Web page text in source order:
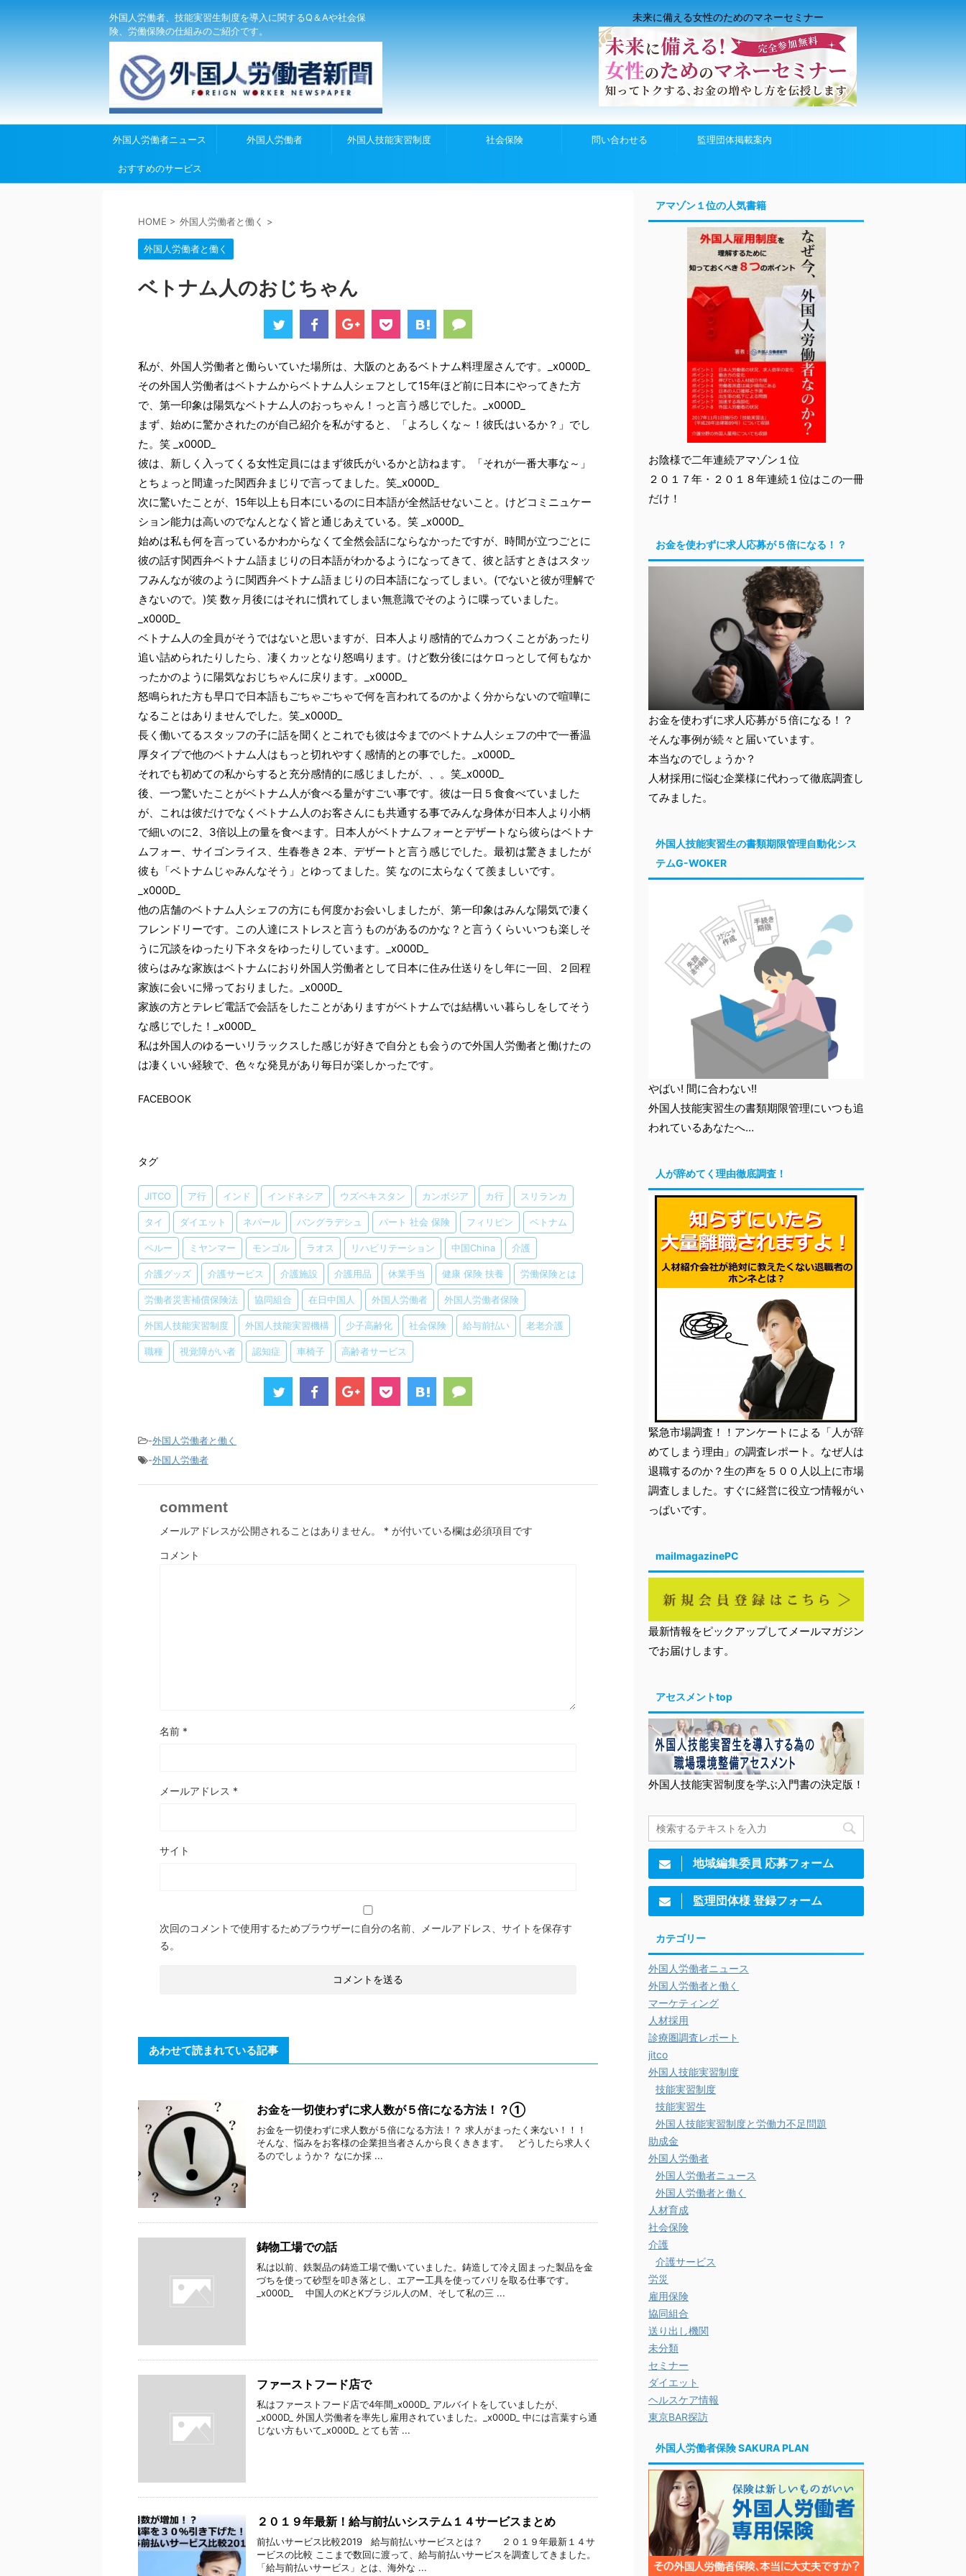
外国人労働者、技能実習生制度を導入に関するQ＆Aや社会保
険、労働保険の仕組みのご紹介です。
未来に備える女性のためのマネーセミナー
外国人労働者ニュース 外国人労働者 外国人技能実習制度 社会保険 問い合わせる 監理団体掲載案内
おすすめのサービス
HOME > 外国人労働者と働く >
外国人労働者と働く
ベトナム人のおじちゃん
私が、外国人労働者と働らいていた場所は、大阪のとあるベトナム料理屋さんです。_x000D_
その外国人労働者はベトナムからベトナム人シェフとして15年ほど前に日本にやってきた方
で、第一印象は陽気なベトナム人のおっちゃん！っと言う感じでした。_x000D_
まず、始めに驚かされたのが自己紹介を私がすると、「よろしくな～！彼氏はいるか？」でし
た。笑 _x000D_
彼は、新しく入ってくる女性定員にはまず彼氏がいるかと訪ねます。「それが一番大事な～」
とちょっと間違った関西弁まじりで言ってました。笑_x000D_
次に驚いたことが、15年以上も日本にいるのに日本語が全然話せないこと。けどコミニュケー
ション能力は高いのでなんとなく皆と通じあえている。笑 _x000D_
始めは私も何を言っているかわからなくて全然会話にならなかったですが、時間が立つごとに
彼の話す関西弁ベトナム語まじりの日本語がわかるようになってきて、彼と話すときはスタッ
フみんなが彼のように関西弁ベトナム語まじりの日本語になってしまい。(でないと彼が理解で
きないので。)笑 数ヶ月後にはそれに慣れてしまい無意識でそのように喋っていました。
_x000D_
ベトナム人の全員がそうではないと思いますが、日本人より感情的でムカつくことがあったり
追い詰められたりしたら、凄くカッとなり怒鳴ります。けど数分後にはケロっとして何もなか
ったかのように陽気なおじちゃんに戻ります。_x000D_
怒鳴られた方も早口で日本語もごちゃごちゃで何を言われてるのかよく分からないので喧嘩に
なることはありませんでした。笑_x000D_
長く働いてるスタッフの子に話を聞くとこれでも彼は今までのベトナム人シェフの中で一番温
厚タイプで他のベトナム人はもっと切れやすく感情的との事でした。_x000D_
それでも初めての私からすると充分感情的に感じましたが、、。笑_x000D_
後、一つ驚いたことがベトナム人が食べる量がすごい事です。彼は一日５食食べていました
が、これは彼だけでなくベトナム人のお客さんにも共通する事でみんな身体が日本人より小柄
で細いのに2、3倍以上の量を食べます。日本人がベトナムフォーとデザートなら彼らはベトナ
ムフォー、サイゴンライス、生春巻き２本、デザートと言う感じでした。最初は驚きましたが
彼も「ベトナムじゃみんなそう」とゆってました。笑 なのに太らなくて羨ましいです。
_x000D_
他の店舗のベトナム人シェフの方にも何度かお会いしましたが、第一印象はみんな陽気で凄く
フレンドリーです。この人達にストレスと言うものがあるのかな？と言うくらいいつも楽しそ
うに冗談をゆったり下ネタをゆったりしています。_x000D_
彼らはみな家族はベトナムにおり外国人労働者として日本に住み仕送りをし年に一回、２回程
家族に会いに帰っておりました。_x000D_
家族の方とテレビ電話で会話をしたことがありますがベトナムでは結構いい暮らしをしてそう
な感じでした！_x000D_
私は外国人のゆるーいリラックスした感じが好きで自分とも会うので外国人労働者と働けたの
は凄くいい経験で、色々な発見があり毎日が楽しかったです。
FACEBOOK
タグ
JITCO ア行 インド インドネシア ウズベキスタン カンボジア カ行 スリランカ
タイ ダイエット ネパール バングラデシュ パート 社会 保険 フィリピン ベトナム
ペルー ミヤンマー モンゴル ラオス リハビリテーション 中国China 介護
介護グッズ 介護サービス 介護施設 介護用品 休業手当 健康 保険 扶養 労働保険とは
労働者災害補償保険法 協同組合 在日中国人 外国人労働者 外国人労働者保険
外国人技能実習制度 外国人技能実習機構 少子高齢化 社会保険 給与前払い 老老介護
職種 視覚障がい者 認知症 車椅子 高齢者サービス
-外国人労働者と働く
-外国人労働者
comment
メールアドレスが公開されることはありません。 * が付いている欄は必須項目です
コメント
名前 *
メールアドレス *
サイト
次回のコメントで使用するためブラウザーに自分の名前、メールアドレス、サイトを保存す
る。
あわせて読まれている記事
お金を一切使わずに求人数が５倍になる方法！？①
お金を一切使わずに求人数が５倍になる方法！？ 求人がまったく来ない！！！
そんな、悩みをお客様の企業担当者さんから良くききます。 どうしたら求人く
るのでしょうか？ なにか採 ...
鋳物工場での話
私は以前、鉄製品の鋳造工場で働いていました。鋳造して冷え固まった製品を金
づちを使って砂型を叩き落とし、エアー工具を使ってバリを取る仕事です。
_x000D_ 中国人のKとKブラジル人のM、そして私の三 ...
ファーストフード店で
私はファーストフード店で4年間_x000D_ アルバイトをしていましたが、
_x000D_ 外国人労働者を率先し雇用されていました。_x000D_ 中には言葉すら通
じない方もいて_x000D_ とても苦 ...
２０１９年最新！給与前払いシステム１４サービスまとめ
前払いサービス比較2019 給与前払いサービスとは？ ２０１９年最新１４サ
ービスの比較 ここまで数回に渡って、給与前払いサービスを調査してきました。
「給与前払いサービス」とは、海外な ...
アマゾン１位の人気書籍
お陰様で二年連続アマゾン１位
２０１７年・２０１８年連続１位はこの一冊
だけ！
お金を使わずに求人応募が５倍になる！？
お金を使わずに求人応募が５倍になる！？
そんな事例が続々と届いています。
本当なのでしょうか？
人材採用に悩む企業様に代わって徹底調査し
てみました。
外国人技能実習生の書類期限管理自動化シス
テムG-WOKER
やばい! 間に合わない!!
外国人技能実習生の書類期限管理にいつも追
われているあなたへ…
人が辞めてく理由徹底調査！
緊急市場調査！！アンケートによる「人が辞
めてしまう理由」の調査レポート。なぜ人は
退職するのか？生の声を５００人以上に市場
調査しました。すぐに経営に役立つ情報がい
っぱいです。
mailmagazinePC
最新情報をピックアップしてメールマガジン
でお届けします。
アセスメントtop
外国人技能実習制度を学ぶ入門書の決定版！
地域編集委員 応募フォーム
監理団体様 登録フォーム
カテゴリー
外国人労働者ニュース
外国人労働者と働く
マーケティング
人材採用
診療圏調査レポート
jitco
外国人技能実習制度
技能実習制度
技能実習生
外国人技能実習制度と労働力不足問題
助成金
外国人労働者
外国人労働者ニュース
外国人労働者と働く
人材育成
社会保険
介護
介護サービス
労災
雇用保険
協同組合
送り出し機関
未分類
セミナー
ダイエット
ヘルスケア情報
東京BAR探訪
外国人労働者保険 SAKURA PLAN